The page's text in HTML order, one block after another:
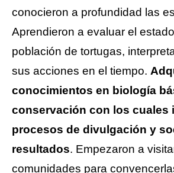
conocieron a profundidad las
Aprendieron a evaluar el
población de tortugas,
sus acciones en el tiempo.
conocimientos en biología
conservación con los cuales
procesos de divulgación y
resultados. Empezaron a
comunidades para